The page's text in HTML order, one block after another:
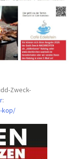
Zweck-
:
kop/